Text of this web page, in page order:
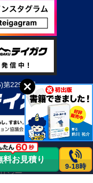
第22950号
員です
求人情報 利用規約
シー
料お見積り
9-18時